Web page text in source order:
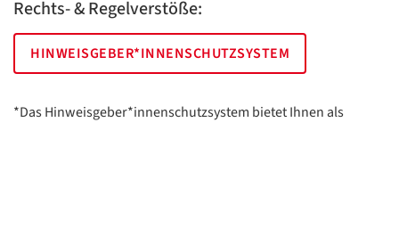
Rechts- & Regelverstöße:
HINWEISGEBER*INNENSCHUTZSYSTEM
*Das Hinweisgeber*innenschutzsystem bietet Ihnen als